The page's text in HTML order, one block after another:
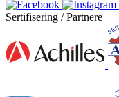
Sertifisering / Partnere